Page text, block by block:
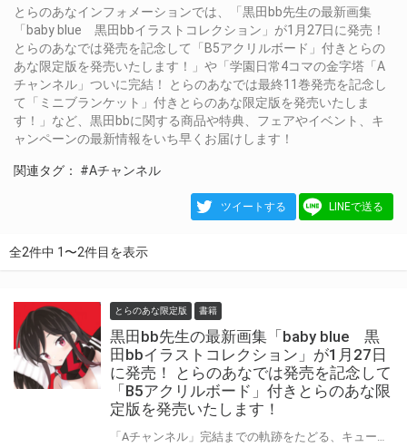
とらのあなインフォメーションでは、「黒田bb先生の最新画集
「baby blue 黒田bbイラストコレクション」が1月27日に発売！
とらのあなでは発売を記念して「B5アクリルボード」付きとらの
あな限定版を発売いたします！」や「学園日常4コマの金字塔「A
チャンネル」ついに完結！ とらのあなでは最終11巻発売を記念し
て「ミニブランケット」付きとらのあな限定版を発売いたしま
す！」など、黒田bbに関する商品や特典、フェアやイベント、キ
ャンペーンの最新情報をいち早くお届けします！
関連タグ： #Aチャンネル
ツイートする LINEで送る
全2件中 1〜2件目を表示
とらのあな限定版 書籍
黒田bb先生の最新画集「baby blue 黒
田bbイラストコレクション」が1月27日
に発売！ とらのあなでは発売を記念して
「B5アクリルボード」付きとらのあな限
定版を発売いたします！